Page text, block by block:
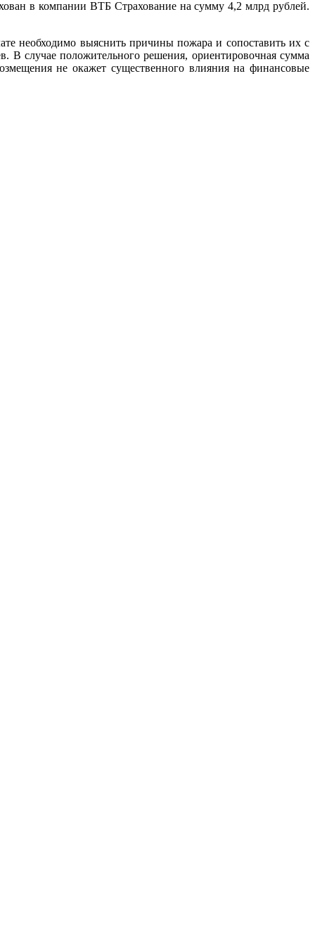
в компании ВТБ Страхование на сумму 4,2 млрд рублей.
необходимо выяснить причины пожара и сопоставить их с
В случае положительного решения, ориентировочная сумма
не окажет существенного влияния на финансовые